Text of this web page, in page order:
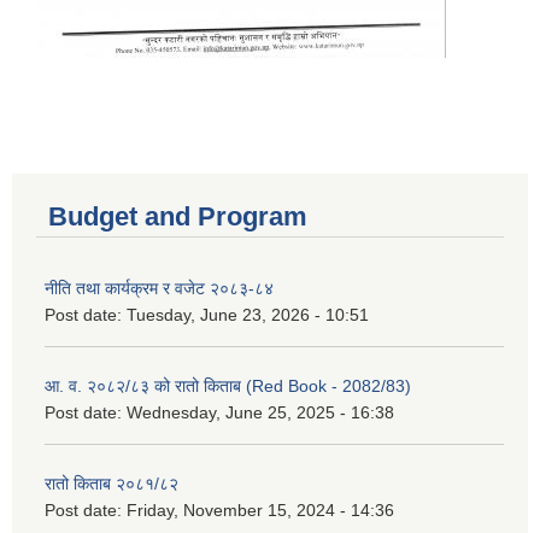
Budget and Program
नीति तथा कार्यक्रम र वजेट २०८३-८४
Post date: Tuesday, June 23, 2026 - 10:51
आ. व. २०८२/८३ को रातो किताब (Red Book - 2082/83)
Post date: Wednesday, June 25, 2025 - 16:38
रातो किताब २०८१/८२
Post date: Friday, November 15, 2024 - 14:36